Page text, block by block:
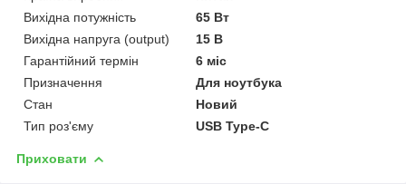
Вихідна потужність
65 Вт
Вихідна напруга (output)
15 В
Гарантійний термін
6 міс
Призначення
Для ноутбука
Стан
Новий
Тип роз'єму
USB Type-C
Приховати